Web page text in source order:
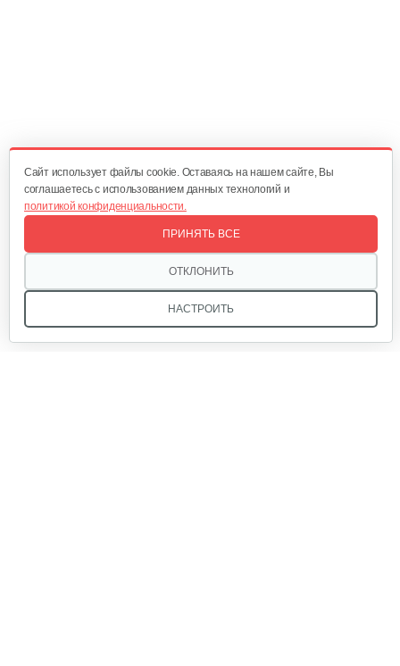
325 руб Смотреть
Кусторез аккумуляторный AL-KO HT…
Cайт использует файлы cookie. Оставаясь на нашем сайте, Вы
соглашаетесь с использованием данных технологий и
политикой конфиденциальности.
НАСТРОИТЬ
ОТКЛОНИТЬ
ПРИНЯТЬ ВСЕ